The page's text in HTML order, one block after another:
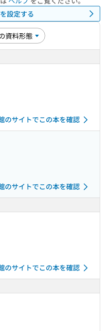
設定する
のサイトでこの本を確認
のサイトでこの本を確認
のサイトでこの本を確認